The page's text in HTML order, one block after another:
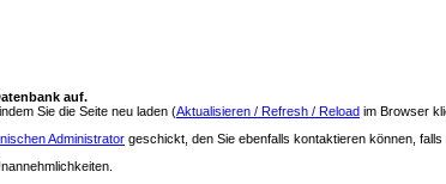
auf.
Sie die Seite neu laden (Aktualisieren / Refresh / Reload im Browser
Administrator geschickt, den Sie ebenfalls kontaktieren können, falls